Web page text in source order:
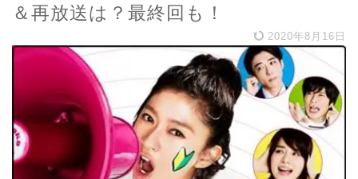
＆再放送は？最終回も！
2020年8月16日